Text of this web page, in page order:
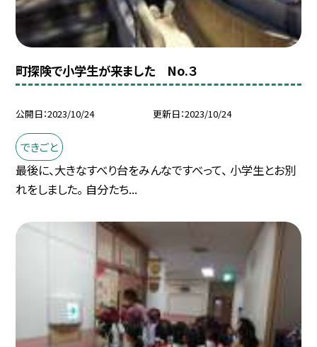
町探険で小学生が来ました No.３
公開日 2023/10/24 更新日 2023/10/24
できごと
最後に、大きなすべり台をみんなですべって、 小学生とお別
れをしました。 自分たち...